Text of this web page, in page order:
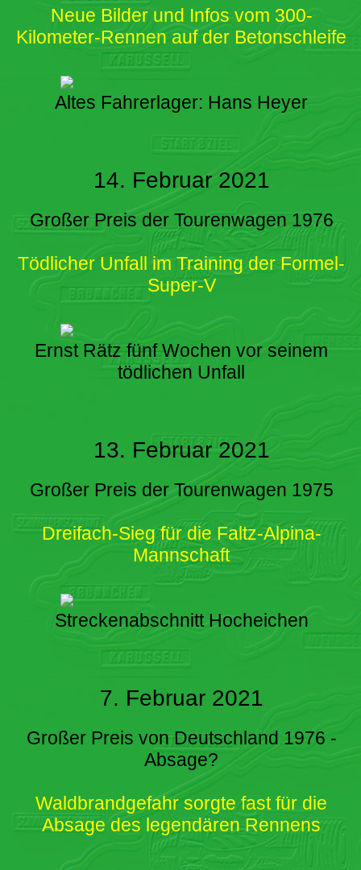
Neue Bilder und Infos vom 300-
Kilometer-Rennen auf der Betonschleife
Altes Fahrerlager: Hans Heyer
14. Februar 2021
Großer Preis der Tourenwagen 1976
Tödlicher Unfall im Training der Formel-
Super-V
Ernst Rätz fünf Wochen vor seinem
tödlichen Unfall
13. Februar 2021
Großer Preis der Tourenwagen 1975
Dreifach-Sieg für die Faltz-Alpina-
Mannschaft
Streckenabschnitt Hocheichen
7. Februar 2021
Großer Preis von Deutschland 1976 -
Absage?
Waldbrandgefahr sorgte fast für die
Absage des legendären Rennens